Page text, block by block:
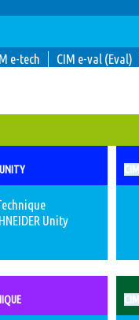
e-tech CIM e-val (Eval)
Unity
CIM
CIM